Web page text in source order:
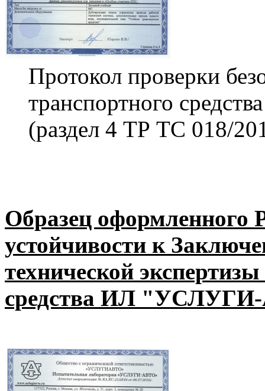
Протокол проверки
транспортного
(раздел 4 ТР ТС 018/
Образец оформленного
устойчивости к
технической
средства ИЛ